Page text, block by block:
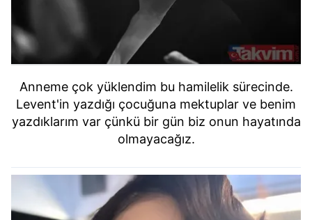
Anneme çok yüklendim bu hamilelik sürecinde.
Levent'in yazdığı çocuğuna mektuplar ve benim
yazdıklarım var çünkü bir gün biz onun hayatında
olmayacağız.